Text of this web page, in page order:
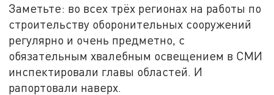
Заметьте: во всех трёх регионах на работы по
строительству оборонительных сооружений
регулярно и очень предметно, с
обязательным хвалебным освещением в СМИ
инспектировали главы областей. И
рапортовали наверх.